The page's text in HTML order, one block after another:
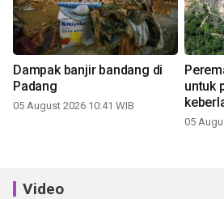
Dampak banjir bandang di
Padang
05 August 2026 10:41 WIB
untuk
05
Video